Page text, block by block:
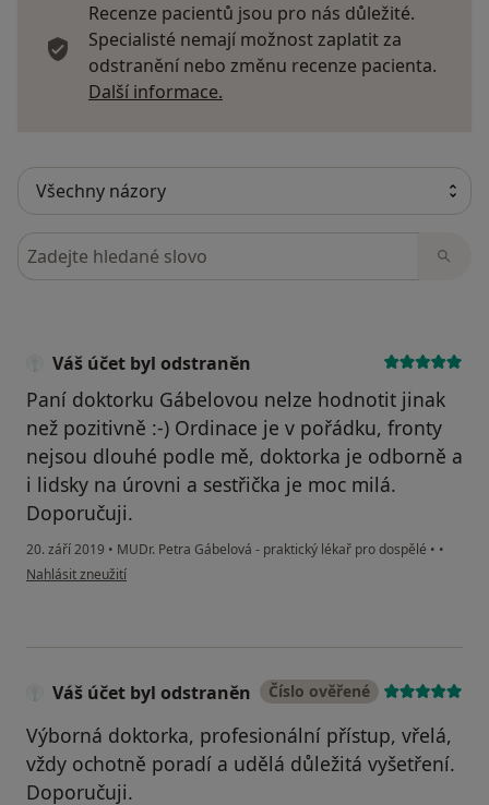
Recenze pacientů jsou pro nás důležité.
Specialisté nemají možnost zaplatit za
odstranění nebo změnu recenze pacienta.
Další informace.
Hledejte v názorech
Váš účet byl odstraněn
Paní doktorku Gábelovou nelze hodnotit jinak
než pozitivně :-) Ordinace je v pořádku, fronty
nejsou dlouhé podle mě, doktorka je odborně a
i lidsky na úrovni a sestřička je moc milá.
Doporučuji.
20. září 2019 • MUDr. Petra Gábelová - praktický lékař pro dospělé • •
podle názoru uživatele Váš účet byl odstraněn
Nahlásit zneužití
Váš účet byl odstraněn Číslo ověřené
Výborná doktorka, profesionální přístup, vřelá,
vždy ochotně poradí a udělá důležitá vyšetření.
Doporučuji.